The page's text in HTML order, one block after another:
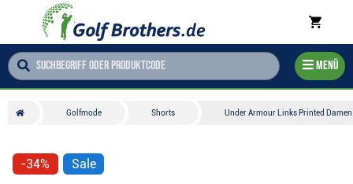
Menü
Golfmode Shorts Under Armour Links Printed
-34% Sale